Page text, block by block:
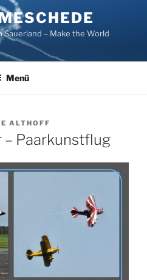
– Make the World
Menü
ALTHOFF
– Paarkunstflug